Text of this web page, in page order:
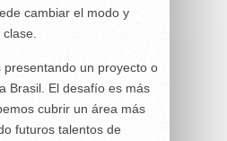
cambiar el modo y
presentando un proyecto o
Brasil. El desafío es más
cubrir un área más
futuros talentos de